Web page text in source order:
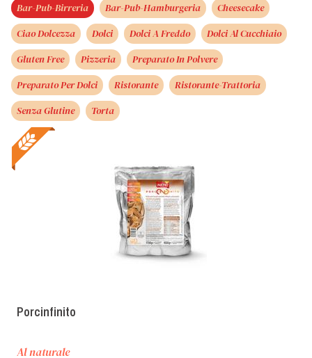
Bar-Pub-Birreria Bar-Pub-Hamburgeria
Cheesecake
Ciao Dolcezza
Dolci Dolci A Freddo
Dolci Al Cucchiaio
Gluten Free
Pizzeria
Preparato In Polvere
Preparato Per Dolci
Ristorante
Ristorante-Trattoria
Senza Glutine
Torta
Porcinfinito
Al naturale